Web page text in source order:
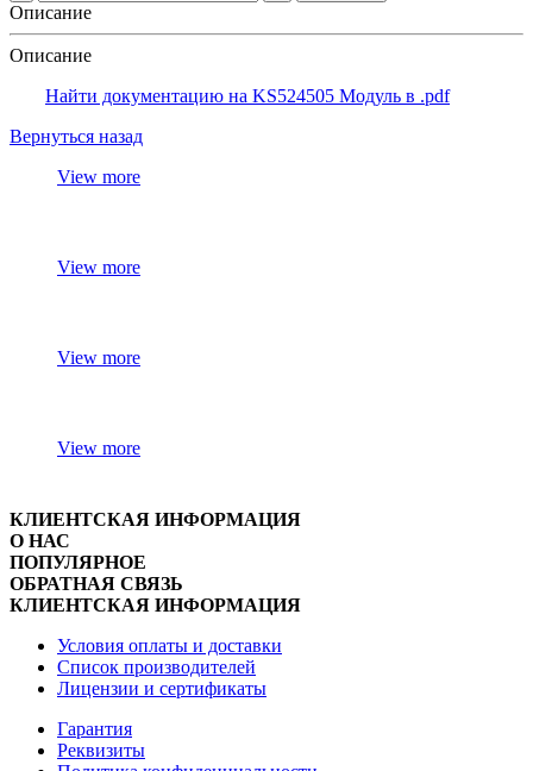
Описание
Описание
Найти документацию на KS524505 Модуль в .pdf
Вернуться назад
View more
View more
View more
View more
КЛИЕНТСКАЯ ИНФОРМАЦИЯ
О НАС
ПОПУЛЯРНОЕ
ОБРАТНАЯ СВЯЗЬ
КЛИЕНТСКАЯ ИНФОРМАЦИЯ
Условия оплаты и доставки
Список производителей
Лицензии и сертификаты
Гарантия
Реквизиты